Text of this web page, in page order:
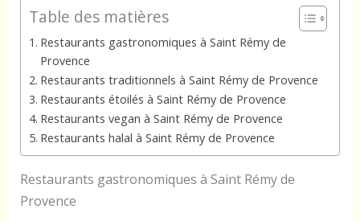
Table des matières
Restaurants gastronomiques à Saint Rémy de
Provence
Restaurants traditionnels à Saint Rémy de Provence
Restaurants étoilés à Saint Rémy de Provence
Restaurants vegan à Saint Rémy de Provence
Restaurants halal à Saint Rémy de Provence
Restaurants gastronomiques à Saint Rémy de
Provence